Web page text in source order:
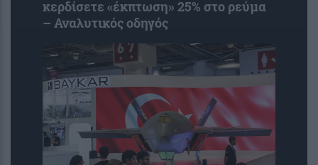
κερδίσετε «έκπτωση» 25% στο ρεύμα
– Αναλυτικός οδηγός